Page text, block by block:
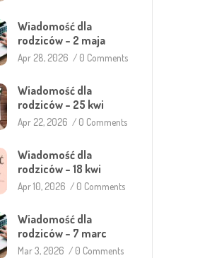
Wiadomość dla
rodziców – 2 maja
Apr 28, 2026 / 0 Comments
Wiadomość dla
rodziców – 25 kwi
Apr 22, 2026 / 0 Comments
Wiadomość dla
rodziców – 18 kwi
Apr 10, 2026 / 0 Comments
Wiadomość dla
rodziców – 7 marc
Mar 3, 2026 / 0 Comments